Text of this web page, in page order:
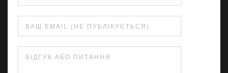
ВАШ EMAIL (НЕ ПУБЛІКУЄТЬСЯ)
ВІДГУК АБО ПИТАННЯ